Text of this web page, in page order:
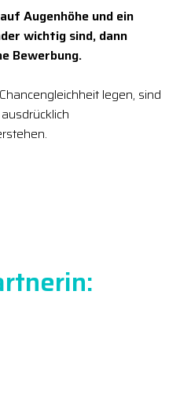
Augenhöhe und ein
wichtig sind, dann
Bewerbung.
legen, sind